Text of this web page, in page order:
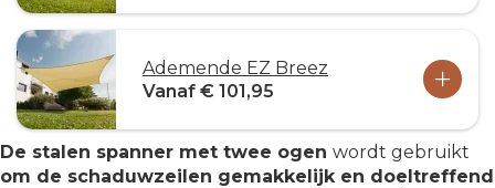
Ademende EZ Breez
Vanaf € 101,95
De stalen spanner met twee ogen wordt gebruikt
om de schaduwzeilen gemakkelijk en doeltreffend